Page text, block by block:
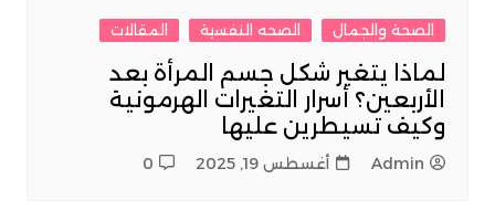
الصحة والجمال الصحه النفسية المقالات
لماذا يتغير شكل جسم المرأة بعد
الأربعين؟ أسرار التغيرات الهرمونية
وكيف تسيطرين عليها
Admin أغسطس 19, 2025 0